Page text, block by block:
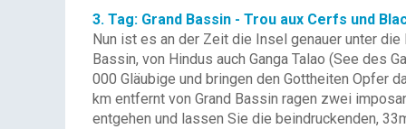
3. Tag: Grand Bassin - Trou aux Cerfs und
Nun ist es an der Zeit die Insel genauer unter
Bassin, von Hindus auch Ganga Talao (See des
000 Gläubige und bringen den Gottheiten Opfer
km entfernt von Grand Bassin ragen zwei
entgehen und lassen Sie die beindruckenden,